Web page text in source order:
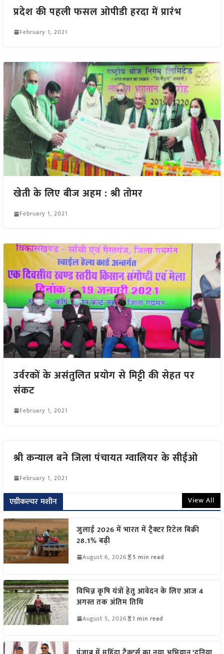
प्रदेश की पहली फसल ओपीडी हरदा में प्रारंभ
February 1, 2021
खेती के लिए बीज अहम : श्री तोमर
February 1, 2021
उर्वरकों के असंतुलित प्रयोग से मिट्टी की सेहत पर
संकट
February 1, 2021
श्री कन्याल बने जिला पंचायत ग्वालियर के सीईओ
February 1, 2021
एग्रीकल्चर मशीन View All
जुलाई 2026 में भारत में ट्रैक्टर रिटेल बिक्री
28.1% बढ़ी
August 6, 2026 5 min read
विभिन्न कृषि यंत्रों हेतु आवेदन के लिए आज 4
अगस्त तक अंतिम तिथि
August 5, 2026 1 min read